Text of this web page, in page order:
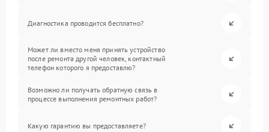
Диагностика проводится бесплатно?
Может ли вместо меня принять устройство
после ремонта другой человек, контактный
телефон которого я предоставлю?
Возможно ли получать обратную связь в
процессе выполнения ремонтных работ?
Какую гарантию вы предоставляете?